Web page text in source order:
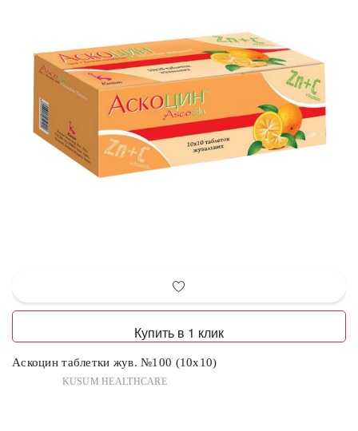
Купить в 1 клик
Аскоцин таблетки жув. №100 (10х10)
KUSUM HEALTHCARE